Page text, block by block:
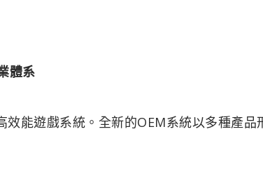
體系
能遊戲系統。全新的OEM系統以多種產品